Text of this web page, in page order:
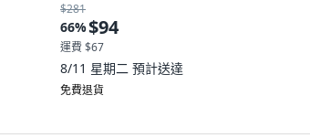
$281
66%$94
運費 $67
8/11 星期二 預計送達
免費退貨